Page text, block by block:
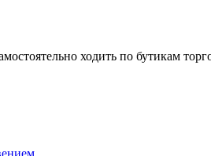
ходить по бутикам